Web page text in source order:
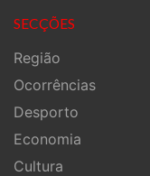
SECÇÕES
Região
Ocorrências
Desporto
Economia
Cultura